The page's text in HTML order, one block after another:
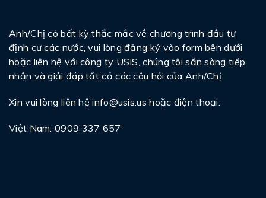
Anh/Chị có bất kỳ thắc mắc về chương trình đầu tư
định cư các nước, vui lòng đăng ký vào form bên dưới
hoặc liên hệ với công ty USIS, chúng tôi sẵn sàng tiếp
nhận và giải đáp tất cả các câu hỏi của Anh/Chị.
Xin vui lòng liên hệinfo@usis.us hoặc điện thoại:
Việt Nam: 0909 337 657